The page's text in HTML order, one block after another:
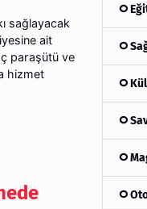
sağlayacak
ait
paraşütü ve
hizmet